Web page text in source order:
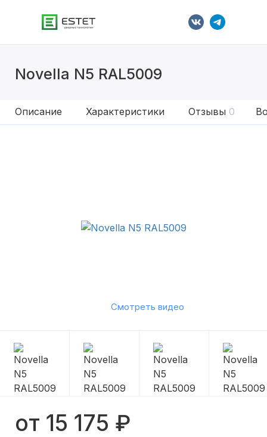
Novella N5 RAL5009
Описание Характеристики Отзывы 0
Смотреть видео
от 15 175 ₽